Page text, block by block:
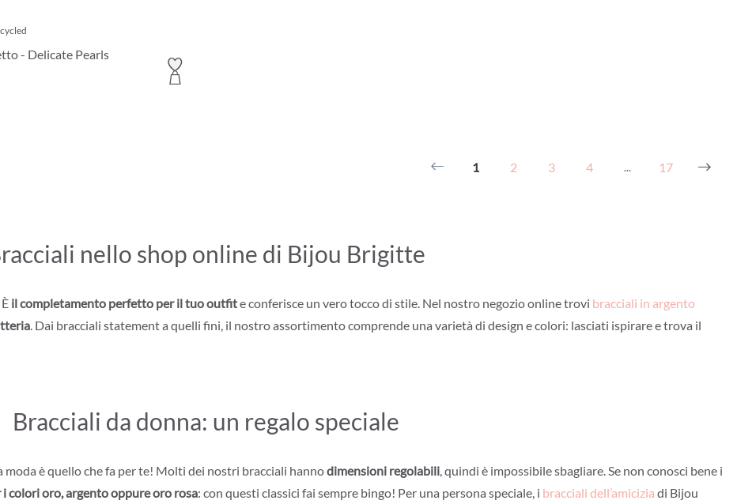
- Delicate Pearls
1 2 3 4 ... 17
nello shop online di Bijou Brigitte
il completamento perfetto per il tuo outfite conferisce un vero tocco di stile. Nel nostro negozio online trovi bracciali in argento
. Dai bracciali statement a quelli fini, il nostro assortimento comprende una varietà di design e colori: lasciati ispirare e trova il
Bracciali da donna: un regalo speciale
moda è quello che fa per te! Molti dei nostri bracciali hannodimensioni regolabili, quindi è impossibile sbagliare. Se non conosci bene i
i colori oro, argento oppure oro rosa: con questi classici fai sempre bingo! Per una persona speciale, i bracciali dell’amicizia di Bijou